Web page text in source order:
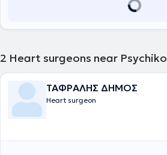
2 Heart surgeons near Psychiko
ΤΑΦΡΑΛΗΣ ΔΗΜΟΣ
Heart surgeon